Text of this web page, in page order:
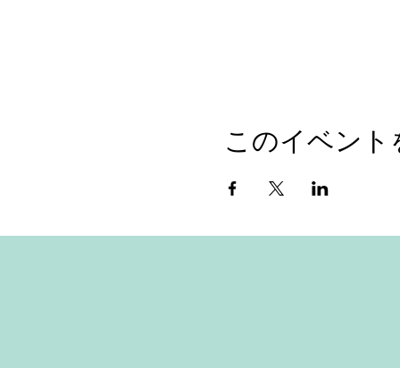
このイベント